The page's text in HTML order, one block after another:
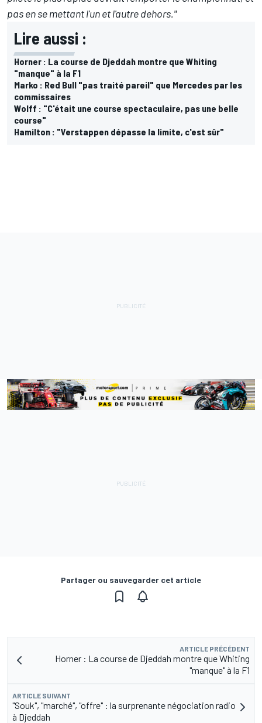
pas en se mettant l'un et l'autre dehors."
Lire aussi :
Horner : La course de Djeddah montre que Whiting
"manque" à la F1
Marko : Red Bull "pas traité pareil" que Mercedes par les
commissaires
Wolff : "C'était une course spectaculaire, pas une belle
course"
Hamilton : "Verstappen dépasse la limite, c'est sûr"
Partager ou sauvegarder cet article
ARTICLE PRÉCÉDENT
Horner : La course de Djeddah montre que Whiting
"manque" à la F1
ARTICLE SUIVANT
"Souk", "marché", "offre" : la surprenante négociation radio
à Djeddah